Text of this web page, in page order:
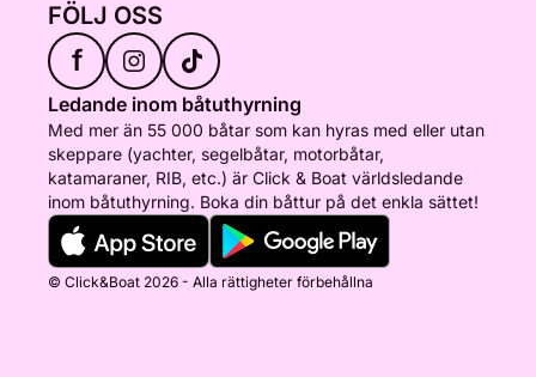
FÖLJ OSS
f
Ledande inom båtuthyrning
Med mer än 55 000 båtar som kan hyras med eller utan
skeppare (yachter, segelbåtar, motorbåtar,
katamaraner, RIB, etc.) är Click & Boat världsledande
inom båtuthyrning. Boka din båttur på det enkla sättet!
© Click&Boat 2026 - Alla rättigheter förbehållna